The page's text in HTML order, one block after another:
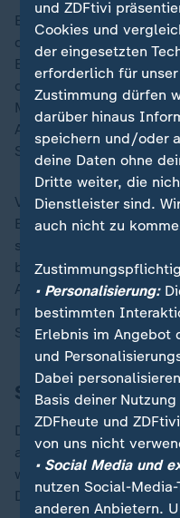
Ein dürftiges Ergebnis
dagegen ist die
Erfolg: Mal, wie im Fall
dank ausgefeilter
Marokko, der
Algerien, auch wegen
Sturmreihen.
Vladimir Petkovic weiß
Bedeutung der
sehr wichtig für den
betont Algeriens
Afrika zeigen starke
mithalten können. Das
Selbstvertrauen."
Selbstbewusste
Die besten Aussichten,
aus afrikanischer Sicht
wartet auf den WM-
Dienstag allerdings
und ZDFtivi
Cookies und
der eingesetzten
erforderlich für
Zustimmung dürfen
darüber hinaus
speichern und/oder
deine Daten ohne
Dritte weiter, die
Dienstleister sind.
auch nicht zu
• Personalisierung:
bestimmten
Erlebnis im Angebot
und
Dabei
Basis deiner
ZDFheute und
von uns nicht
• Social Media und
nutzen Social-
anderen Anbietern.